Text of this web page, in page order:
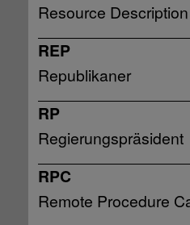
Resource
REP
Republikaner
RP
Regierungspräsident
RPC
Remote Procedure